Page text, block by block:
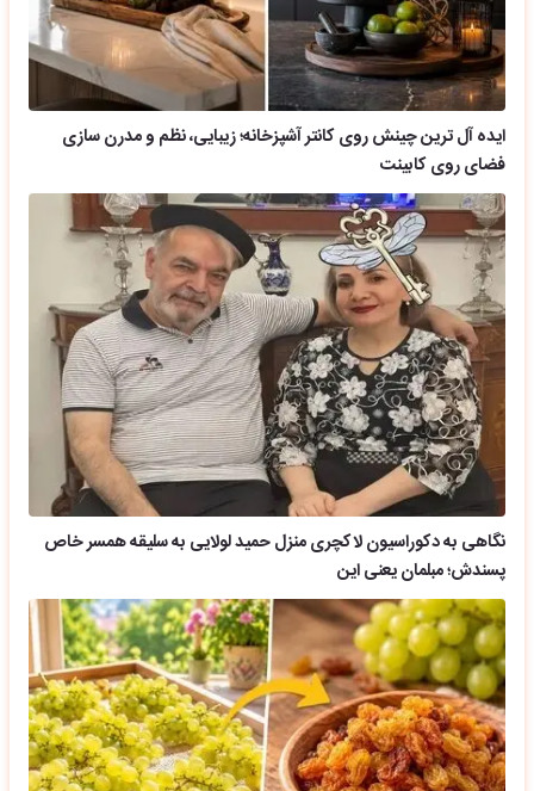
ایده آل ترین چینش روی کانتر آشپزخانه؛ زیبایی، نظم و مدرن سازی
فضای روی کابینت
نگاهی به دکوراسیون لاکچری منزل حمید لولایی به سلیقه همسر خاص
پسندش؛ مبلمان یعنی این